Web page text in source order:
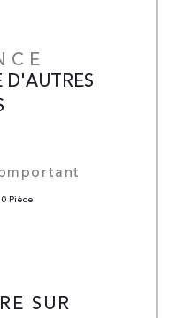
D'AUTRES
0 Pièce
SUR